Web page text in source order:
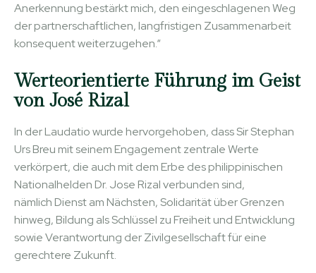
Anerkennung bestärkt mich, den eingeschlagenen Weg
der partnerschaftlichen, langfristigen Zusammenarbeit
konsequent weiterzugehen.“
Werteorientierte Führung im Geist
von José Rizal
In der Laudatio wurde hervorgehoben, dass Sir Stephan
Urs Breu mit seinem Engagement zentrale Werte
verkörpert, die auch mit dem Erbe des philippinischen
Nationalhelden Dr. Jose Rizal verbunden sind,
nämlich Dienst am Nächsten, Solidarität über Grenzen
hinweg, Bildung als Schlüssel zu Freiheit und Entwicklung
sowie Verantwortung der Zivilgesellschaft für eine
gerechtere Zukunft.